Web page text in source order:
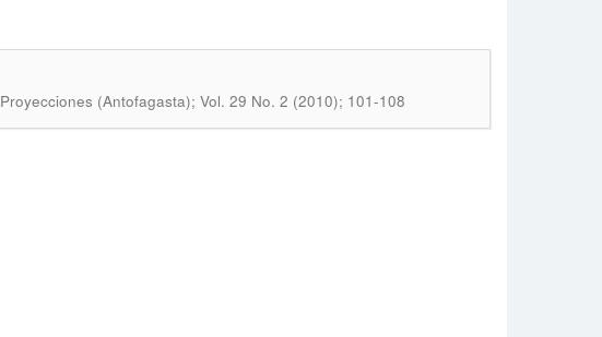
Proyecciones (Antofagasta); Vol. 29 No. 2 (2010); 101-108